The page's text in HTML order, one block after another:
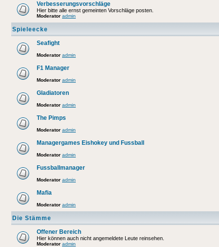
Verbesserungsvorschläge
Hier bitte alle ernst gemeinten Vorschläge posten.
Moderator admin
Spieleecke
Seafight
Moderator admin
F1 Manager
Moderator admin
Gladiatoren
Moderator admin
The Pimps
Moderator admin
Managergames Eishokey und Fussball
Moderator admin
Fussballmanager
Moderator admin
Mafia
Moderator admin
Die Stämme
Offener Bereich
Hier können auch nicht angemeldete Leute reinsehen.
Moderator admin